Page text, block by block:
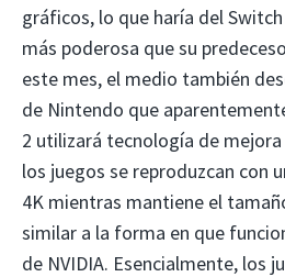
gráficos, lo que haría del
más poderosa que su
este mes, el medio también
de Nintendo que
2 utilizará tecnología de mejora
los juegos se reproduzcan con
4K mientras mantiene el
similar a la forma en que
de NVIDIA. Esencialmente, los